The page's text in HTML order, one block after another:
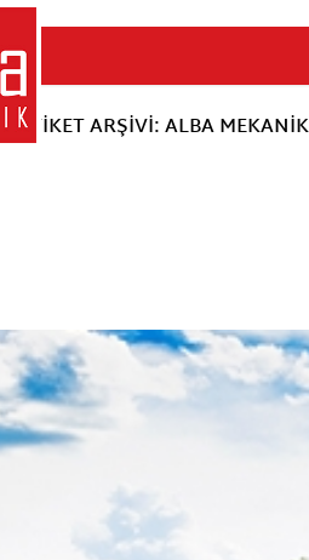
ETIKET ARŞIVI: ALBA MEKANIK